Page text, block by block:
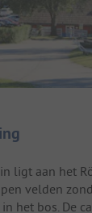
ligt aan het
velden
het bos. De